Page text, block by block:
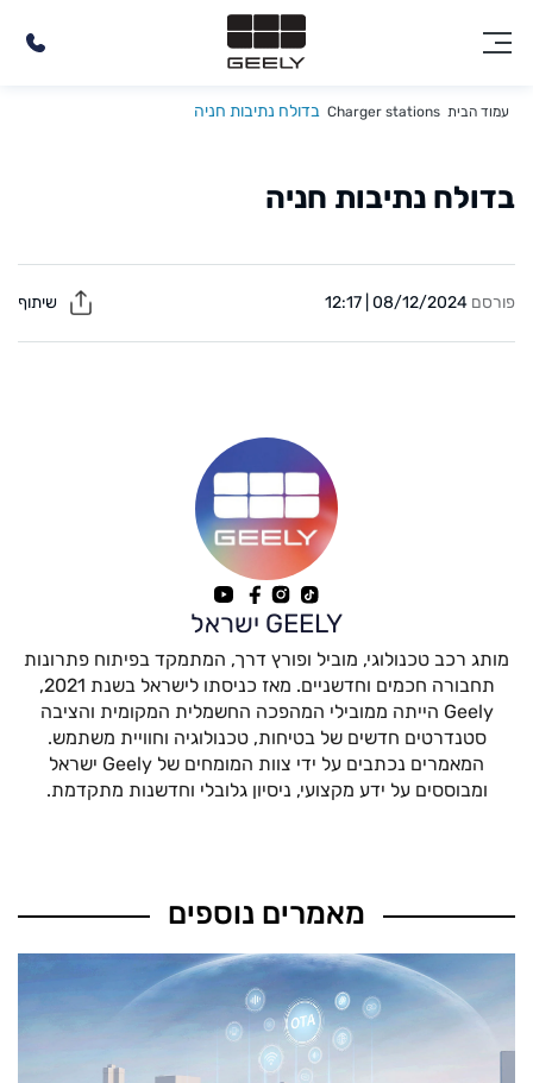
עמוד הבית Charger stations בדולח נתיבות חניה
בדולח נתיבות חניה
פורסם 08/12/2024 | 12:17
GEELY ישראל
מותג רכב טכנולוגי, מוביל ופורץ דרך, המתמקד בפיתוח פתרונות
תחבורה חכמים וחדשניים. מאז כניסתו לישראל בשנת 2021,
Geely הייתה ממובילי המהפכה החשמלית המקומית והציבה
סטנדרטים חדשים של בטיחות, טכנולוגיה וחוויית משתמש.
המאמרים נכתבים על ידי צוות המומחים של Geely ישראל
ומבוססים על ידע מקצועי, ניסיון גלובלי וחדשנות מתקדמת.
מאמרים נוספים